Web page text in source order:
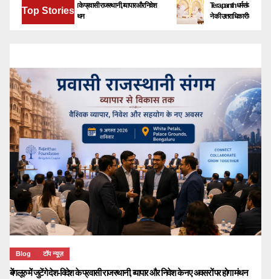
Top Stories
बेंगलूरु में जुटेंगे देश-विदेश के प्रवासी राजस्थानी, व्यापार और निवेश
के नए अवसरों पर होगा मंथन
Terapanth धर्मसंघ को मिला नया
ने की उत्तराधिकारी की घोषणा
Blog टॉप न्यूज़
बेंगलूरु में जुटेंगे देश-विदेश के प्रवासी राजस्थानी, व्यापार और निवेश के नए अवसरों पर होगा मंथन